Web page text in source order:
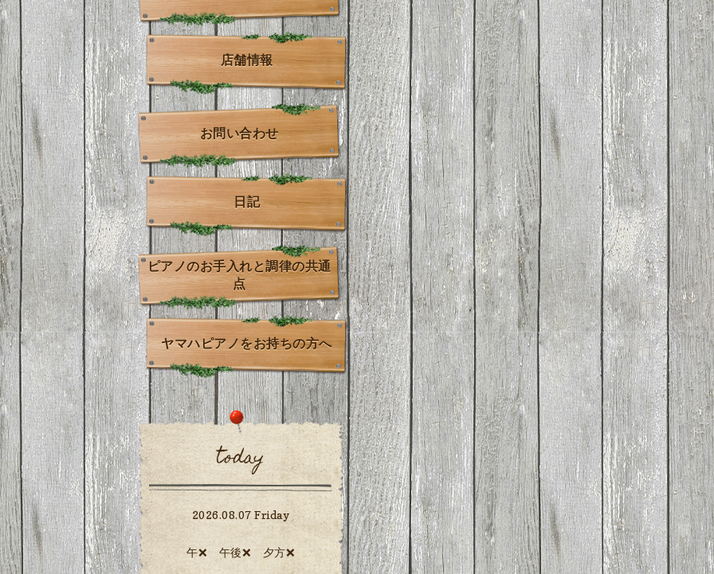
店舗情報
お問い合わせ
日記
ピアノのお手入れと調律の共通
点
ヤマハピアノをお持ちの方へ
today
2026.08.07 Friday
午❌ 午後❌ 夕方❌️